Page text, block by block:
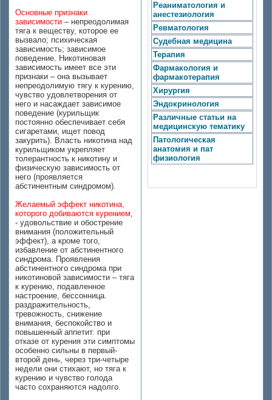
Основные признаки
зависимости – непреодолимая
тяга к веществу, которое ее
вызвало; психическая
зависимость; зависимое
поведение. Никотиновая
зависимость имеет все эти
признаки – она вызывает
непреодолимую тягу к курению,
чувство удовлетворения от
него и насаждает зависимое
поведение (курильщик
постоянно обеспечивает себя
сигаретами, ищет повод
закурить). Власть никотина над
курильщиком укрепляет
толерантность к никотину и
физическую зависимость от
него (проявляется
абстинентным синдромом).
Желаемый эффект никотина,
которого добиваются курением,
- удовольствие и обострение
внимания (положительный
эффект), а кроме того,
избавление от абстинентного
синдрома. Проявления
абстинентного синдрома при
никотиновой зависимости – тяга
к курению, подавленное
настроение, бессонница.
раздражительность,
тревожность, снижение
внимания, беспокойство и
повышенный аппетит. при
отказе от курения эти симптомы
особенно сильны в первый-
второй день, через три-четыре
недели они стихают, но тяга к
курению и чувство голода
часто сохраняются надолго.
Реаниматология и
анестезиология
Ревматология
Судебная медицина
Терапия
Фармакология и
фармакотерапия
Хирургия
Эндокринология
Различные статьи на
медицинскую тематику
Патологическая
анатомия и пат
физиология